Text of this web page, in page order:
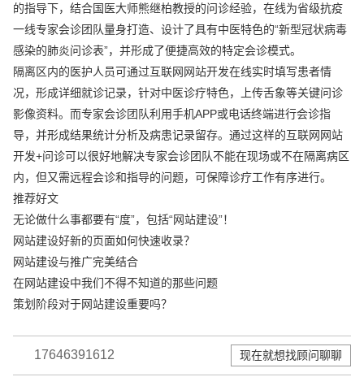
的指导下，结合国医大师熊继柏教授的问诊经验，在线为省级抗疫
一线专家会诊团队量身打造、设计了具有中医特色的“新型冠状病毒
感染的肺炎问诊表”，并形成了便捷高效的特定会诊模式。
隔离区内的医护人员可通过互联网网站开发在线实时填写患者情
况，形成详细就诊记录，针对中医诊疗特色，上传舌象等关键问诊
影像资料。而专家会诊团队利用手机APP或电话终端进行会诊指
导，并形成结果统计分析及病患记录留存。通过这样的互联网网站
开发+问诊可以很好地解决专家会诊团队不能在现场或不在隔离病区
内，但又需远程会诊和指导的问题，可保障诊疗工作有序进行。
推荐好文
无论做什么事都要有“度”，包括“网站建设”！
网站建设好新的页面如何快速收录？
网站建设与推广完美结合
在网站建设中我们不得不知道的那些问题
策划阶段对于网站建设重要吗？
17646391612 现在就想找顾问聊聊